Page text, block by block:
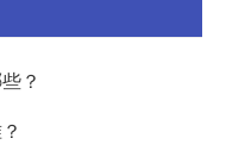
？